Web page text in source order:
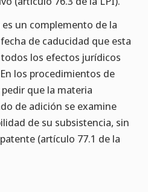
un complemento de la
de caducidad que esta
los efectos jurídicos
los procedimientos de
que la materia
de adición se examine
de su subsistencia, sin
(artículo 77.1 de la